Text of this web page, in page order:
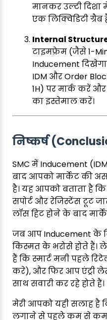
मानकर उल्टी दिशा
एक लिक्विडिटी ग्रैब
Internal
टाइमफ्रेम (जैसे 1-
Inducement
IDM और Order
1H) पर मार्क करें
का इस्तेमाल करें।
निष्कर्ष
SMC में Inducement
बाद आपको मार्केट की
है। यह आपको बताता है
सपोर्ट और रेजिस्टेंस टूट
लॉस हिट होने के बाद
जब आप Inducement के
किस्मत के भरोसे होते
हैं कि स्मार्ट मनी पहले
करे), और फिर आप एंट्री
साथ सवारी कर रहे होते हैं।
मेरी आपको यही सलाह है
लगाने से पहले कम से कम